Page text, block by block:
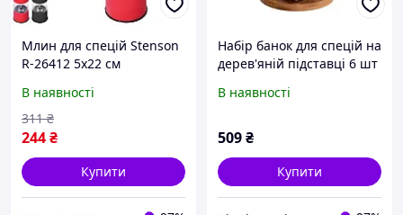
Млин для спецій Stenson
R-26412 5х22 см
В наявності
244₴
311 ₴
Купити
Набір банок для спецій на
дерев'яній підставці 6 шт
В наявності
509₴
Купити